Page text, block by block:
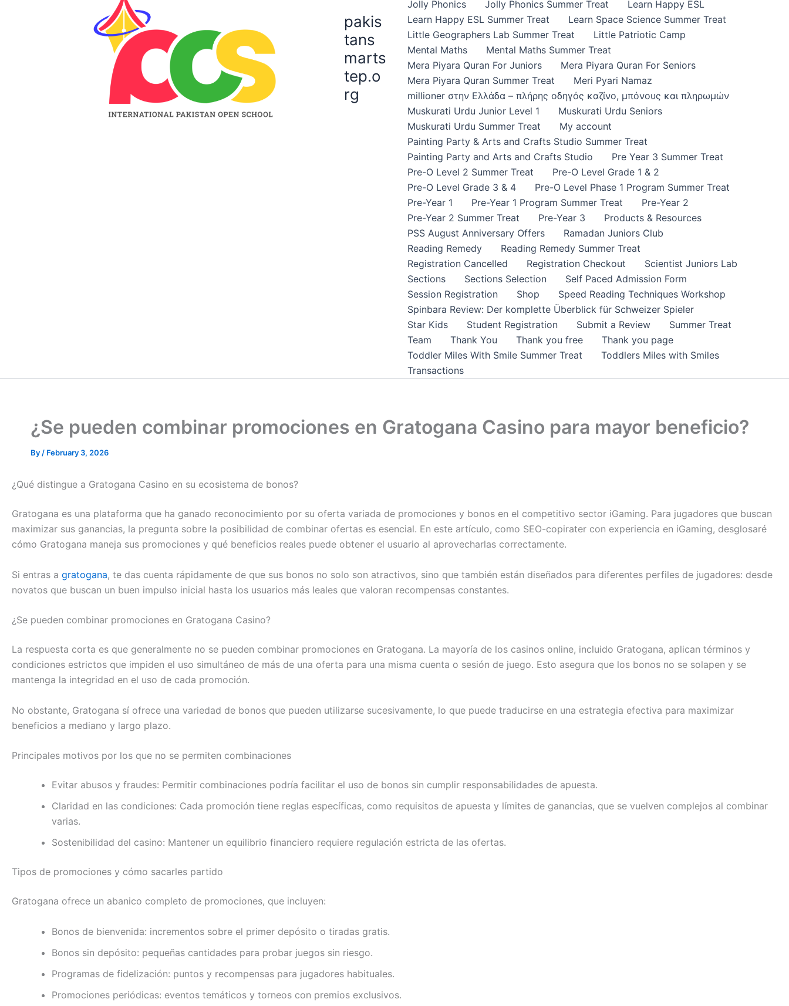
pakis
tans
marts
tep.o
rg
Jolly Phonics
Jolly Phonics Summer Treat
Learn Happy ESL
Learn Happy ESL Summer Treat
Learn Space Science Summer Treat
Little Geographers Lab Summer Treat
Little Patriotic Camp
Mental Maths
Mental Maths Summer Treat
Mera Piyara Quran For Juniors
Mera Piyara Quran For Seniors
Mera Piyara Quran Summer Treat
Meri Pyari Namaz
millioner στην Ελλάδα – πλήρης οδηγός καζίνο, μπόνους και πληρωμών
Muskurati Urdu Junior Level 1
Muskurati Urdu Seniors
Muskurati Urdu Summer Treat
My account
Painting Party & Arts and Crafts Studio Summer Treat
Painting Party and Arts and Crafts Studio
Pre Year 3 Summer Treat
Pre-O Level 2 Summer Treat
Pre-O Level Grade 1 & 2
Pre-O Level Grade 3 & 4
Pre-O Level Phase 1 Program Summer Treat
Pre-Year 1
Pre-Year 1 Program Summer Treat
Pre-Year 2
Pre-Year 2 Summer Treat
Pre-Year 3
Products & Resources
PSS August Anniversary Offers
Ramadan Juniors Club
Reading Remedy
Reading Remedy Summer Treat
Registration Cancelled
Registration Checkout
Scientist Juniors Lab
Sections
Sections Selection
Self Paced Admission Form
Session Registration
Shop
Speed Reading Techniques Workshop
Spinbara Review: Der komplette Überblick für Schweizer Spieler
Star Kids
Student Registration Submit a Review
Summer Treat
Team
Thank You Thank you free
Thank you page
Toddler Miles With Smile Summer Treat
Toddlers Miles with Smiles
Transactions
¿Se pueden combinar promociones en Gratogana Casino para mayor beneficio?
By / February 3, 2026
¿Qué distingue a Gratogana Casino en su ecosistema de bonos?
Gratogana es una plataforma que ha ganado reconocimiento por su oferta variada de promociones y bonos en el competitivo sector iGaming. Para jugadores que buscan
maximizar sus ganancias, la pregunta sobre la posibilidad de combinar ofertas es esencial. En este artículo, como SEO-copirater con experiencia en iGaming, desglosaré
cómo Gratogana maneja sus promociones y qué beneficios reales puede obtener el usuario al aprovecharlas correctamente.
Si entras a gratogana, te das cuenta rápidamente de que sus bonos no solo son atractivos, sino que también están diseñados para diferentes perfiles de jugadores: desde
novatos que buscan un buen impulso inicial hasta los usuarios más leales que valoran recompensas constantes.
¿Se pueden combinar promociones en Gratogana Casino?
La respuesta corta es que generalmente no se pueden combinar promociones en Gratogana. La mayoría de los casinos online, incluido Gratogana, aplican términos y
condiciones estrictos que impiden el uso simultáneo de más de una oferta para una misma cuenta o sesión de juego. Esto asegura que los bonos no se solapen y se
mantenga la integridad en el uso de cada promoción.
No obstante, Gratogana sí ofrece una variedad de bonos que pueden utilizarse sucesivamente, lo que puede traducirse en una estrategia efectiva para maximizar
beneficios a mediano y largo plazo.
Principales motivos por los que no se permiten combinaciones
Evitar abusos y fraudes: Permitir combinaciones podría facilitar el uso de bonos sin cumplir responsabilidades de apuesta.
Claridad en las condiciones: Cada promoción tiene reglas específicas, como requisitos de apuesta y límites de ganancias, que se vuelven complejos al combinar
varias.
Sostenibilidad del casino: Mantener un equilibrio financiero requiere regulación estricta de las ofertas.
Tipos de promociones y cómo sacarles partido
Gratogana ofrece un abanico completo de promociones, que incluyen:
Bonos de bienvenida: incrementos sobre el primer depósito o tiradas gratis.
Bonos sin depósito: pequeñas cantidades para probar juegos sin riesgo.
Programas de fidelización: puntos y recompensas para jugadores habituales.
Promociones periódicas: eventos temáticos y torneos con premios exclusivos.